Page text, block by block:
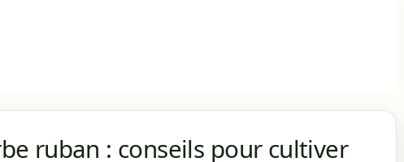
ruban : conseils pour cultiver